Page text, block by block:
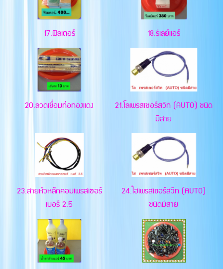
17.ฟิลเตอร์ 18.รีเลย์แอร์
20.ลวดเชื่อมท่อทองแดง
21.โลเพรสเซอร์สวิท (AUTO) ชนิด
มีสาย
23.สายหัวหลักคอมเพรสเซอร์
เบอร์ 2.5
24.ไฮเพรสเชอร์สวิท (AUTO)
ชนิดมีสาย